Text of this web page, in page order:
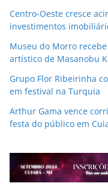
Centro-Oeste cresce
investimentos
Museu do Morro
artístico de Masanobu
Grupo Flor Ribeirinha
em festival na Turquia
Arthur Gama vence
festa do público em